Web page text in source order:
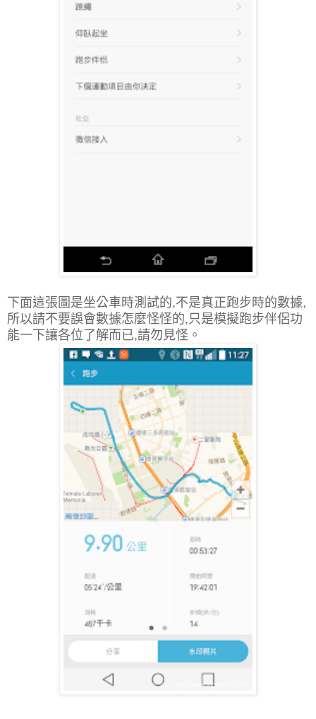
下面這張圖是坐公車時測試的,不是真正跑步時的數據,
所以請不要誤會數據怎麼怪怪的,只是模擬跑步伴侶功
能一下讓各位了解而已,請勿見怪。